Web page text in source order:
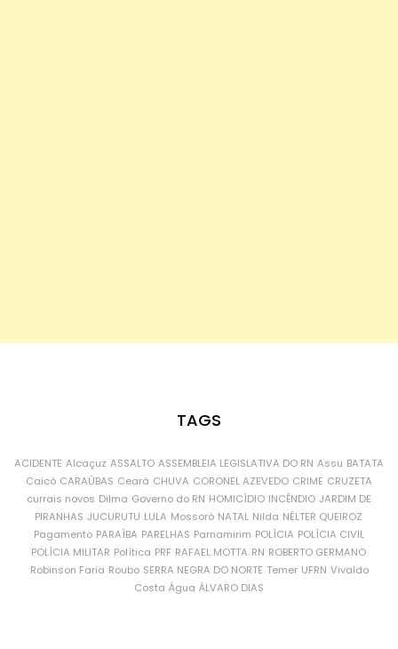
TAGS
ACIDENTE Alcaçuz ASSALTO ASSEMBLEIA LEGISLATIVA DO RN Assu BATATA
Caicó CARAÚBAS Ceará CHUVA CORONEL AZEVEDO CRIME CRUZETA
currais novos Dilma Governo do RN HOMICÍDIO INCÊNDIO JARDIM DE
PIRANHAS JUCURUTU LULA Mossoró NATAL Nilda NÉLTER QUEIROZ
Pagamento PARAÍBA PARELHAS Parnamirim POLÍCIA POLÍCIA CIVIL
POLÍCIA MILITAR Política PRF RAFAEL MOTTA RN ROBERTO GERMANO
Robinson Faria Roubo SERRA NEGRA DO NORTE Temer UFRN Vivaldo
Costa Água ÁLVARO DIAS